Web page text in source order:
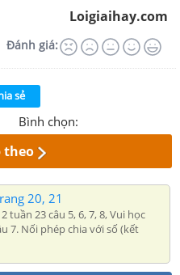
Loigiaihay.com
Đánh giá:
sẻ
Bình chọn:
theo
20, 21
tuần 23 câu 5, 6, 7, 8, Vui học
7. Nối phép chia với số (kết